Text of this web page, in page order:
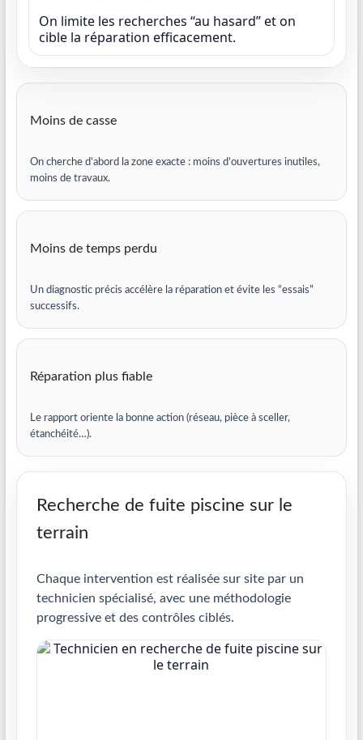
On limite les recherches “au hasard” et on
cible la réparation efficacement.
Moins de casse
On cherche d’abord la zone exacte : moins d’ouvertures inutiles,
moins de travaux.
Moins de temps perdu
Un diagnostic précis accélère la réparation et évite les “essais”
successifs.
Réparation plus fiable
Le rapport oriente la bonne action (réseau, pièce à sceller,
étanchéité…).
Recherche de fuite piscine sur le
terrain
Chaque intervention est réalisée sur site par un
technicien spécialisé, avec une méthodologie
progressive et des contrôles ciblés.